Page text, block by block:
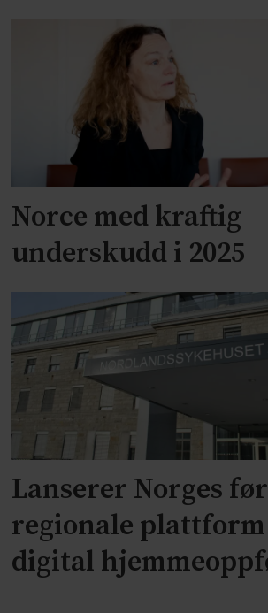
Norce med kraftig
underskudd i 2025
Lanserer Norges
regionale
digital